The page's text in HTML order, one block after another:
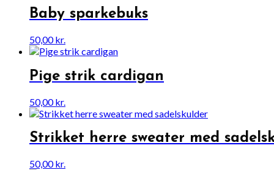
Baby sparkebuks
50,00kr.
Pige strik cardigan
50,00kr.
Strikket herre sweater med
50,00kr.